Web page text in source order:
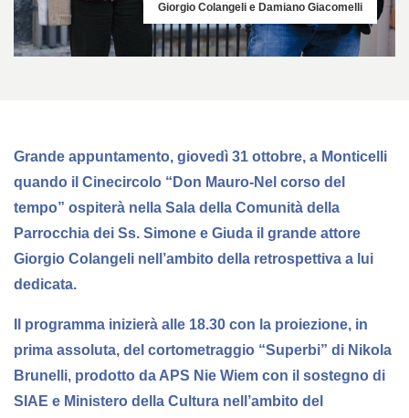
Giorgio Colangeli e Damiano Giacomelli
Grande appuntamento, giovedì 31 ottobre, a Monticelli
quando il Cinecircolo “Don Mauro-Nel corso del
tempo” ospiterà nella Sala della Comunità della
Parrocchia dei Ss. Simone e Giuda il grande attore
Giorgio Colangeli nell’ambito della retrospettiva a lui
dedicata.
Il programma inizierà alle 18.30 con la proiezione, in
prima assoluta, del cortometraggio “Superbi” di Nikola
Brunelli, prodotto da APS Nie Wiem con il sostegno di
SIAE e Ministero della Cultura nell’ambito del